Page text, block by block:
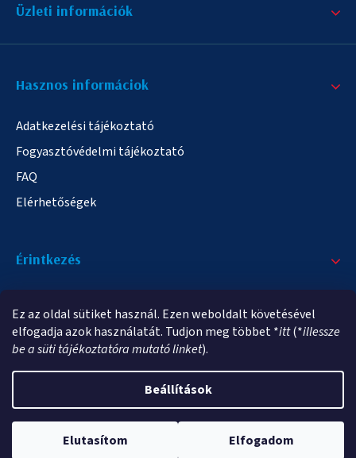
Ez az oldal sütiket használ. Ezen weboldalt követésével
elfogadja azok használatát. Tudjon meg többet *itt(*illessze
be a süti tájékoztatóra mutató linket).
Beállítások
Elutasítom Elfogadom
Üzleti információk
Hasznos informáciok
Adatkezelési tájékoztató
Fogyasztóvédelmi tájékoztató
FAQ
Elérhetőségek
Érintkezés
info@elampa.hu
Shoptet Premium készítette
elampa.hu. Minden jog fenntartva.